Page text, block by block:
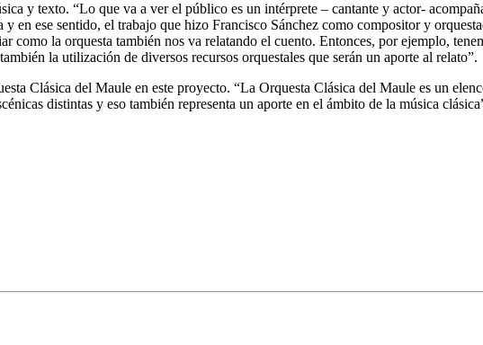
y texto. “Lo que va a ver el público es un intérprete – cantante y actor-
en ese sentido, el trabajo que hizo Francisco Sánchez como compositor y
como la orquesta también nos va relatando el cuento. Entonces, por ejemplo,
la utilización de diversos recursos orquestales que serán un aporte al relato”.
Clásica del Maule en este proyecto. “La Orquesta Clásica del Maule es un
distintas y eso también representa un aporte en el ámbito de la música